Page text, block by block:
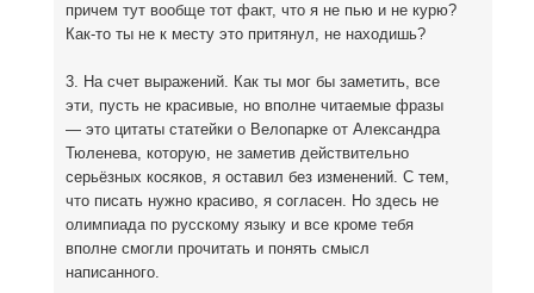
причем тут вообще тот факт, что я не пью и не курю?
Как-то ты не к месту это притянул, не находишь?
3. На счет выражений. Как ты мог бы заметить, все
эти, пусть не красивые, но вполне читаемые фразы
— это цитаты статейки о Велопарке от Александра
Тюленева, которую, не заметив действительно
серьёзных косяков, я оставил без изменений. С тем,
что писать нужно красиво, я согласен. Но здесь не
олимпиада по русскому языку и все кроме тебя
вполне смогли прочитать и понять смысл
написанного.